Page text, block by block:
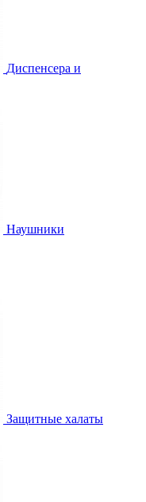
Диспенсера и
Наушники
Защитные халаты